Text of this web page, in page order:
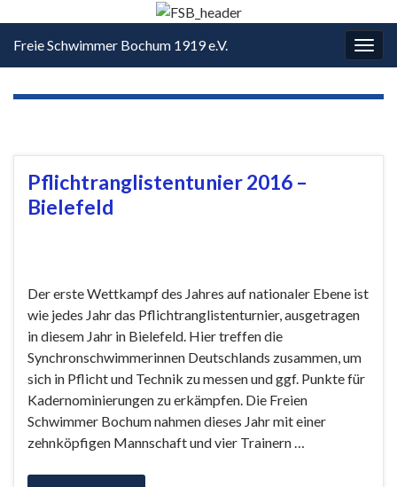
Freie Schwimmer Bochum 1919 e.V.
Pflichtranglistentunier 2016 –
Bielefeld
Der erste Wettkampf des Jahres auf nationaler Ebene ist
wie jedes Jahr das Pflichtranglistenturnier, ausgetragen
in diesem Jahr in Bielefeld. Hier treffen die
Synchronschwimmerinnen Deutschlands zusammen, um
sich in Pflicht und Technik zu messen und ggf. Punkte für
Kadernominierungen zu erkämpfen. Die Freien
Schwimmer Bochum nahmen dieses Jahr mit einer
zehnköpfigen Mannschaft und vier Trainern …